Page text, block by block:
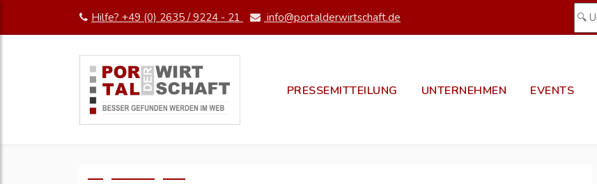
Hilfe? +49 (0) 2635 / 9224 - 21 info@portalderwirtschaft.de
PRESSEMITTEILUNG UNTERNEHMEN EVENTS